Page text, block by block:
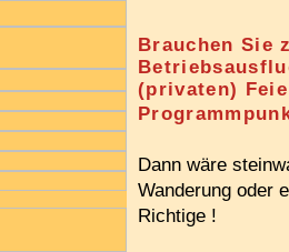
Brauchen Sie
(privaten)
Dann wäre
Wanderung oder
Richtige !